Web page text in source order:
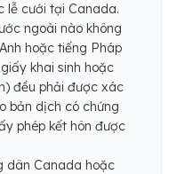
lễ cưới tại Canada.
ngoài nào không
hoặc tiếng Pháp
khai sinh hoặc
đều phải được xác
bản dịch có chứng
phép kết hôn được
dân Canada hoặc